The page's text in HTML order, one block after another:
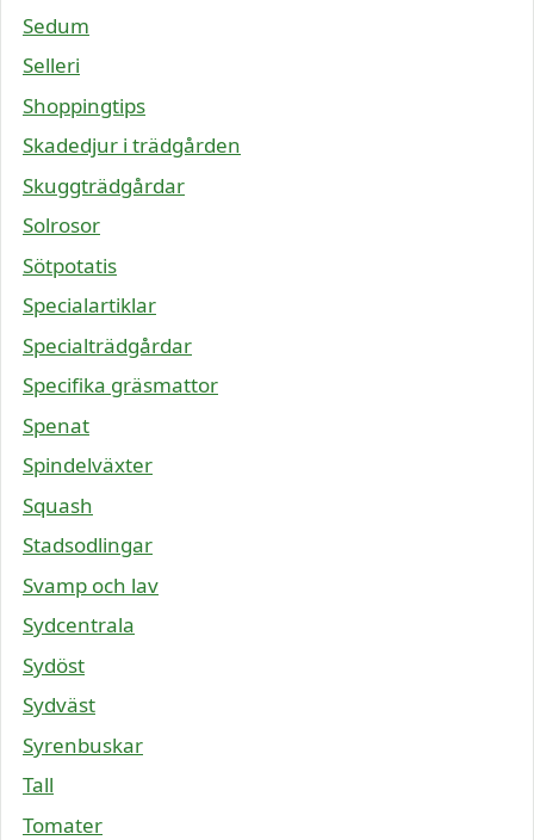
Sedum
Selleri
Shoppingtips
Skadedjur i trädgården
Skuggträdgårdar
Solrosor
Sötpotatis
Specialartiklar
Specialträdgårdar
Specifika gräsmattor
Spenat
Spindelväxter
Squash
Stadsodlingar
Svamp och lav
Sydcentrala
Sydöst
Sydväst
Syrenbuskar
Tall
Tomater